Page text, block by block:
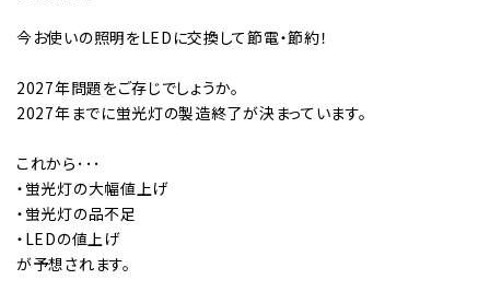
今お使いの照明をLEDに交換して節電・節約！
2027年問題をご存じでしょうか。
2027年までに蛍光灯の製造終了が決まっています。
これから･･･
・蛍光灯の大幅値上げ
・蛍光灯の品不足
・LEDの値上げ
が予想されます。